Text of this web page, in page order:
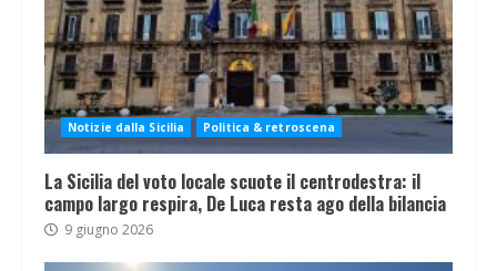
Notizie dalla Sicilia Politica & retroscena
La Sicilia del voto locale scuote il centrodestra: il
campo largo respira, De Luca resta ago della bilancia
9 giugno 2026